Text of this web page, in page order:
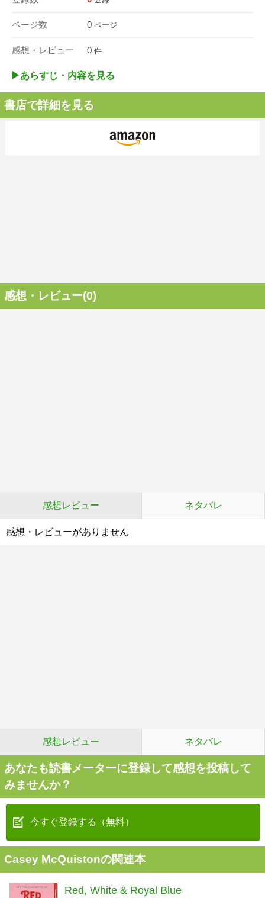
ページ数 0 ページ
感想・レビュー 0 件
▶︎あらすじ・内容を見る
書店で詳細を見る
感想・レビュー(0)
感想レビュー ネタバレ
感想・レビューがありません
感想レビュー ネタバレ
あなたも読書メーターに登録して感想を投稿して
みませんか？
今すぐ登録する（無料）
Casey McQuistonの関連本
Red, White & Royal Blue